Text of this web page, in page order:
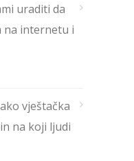
uraditi da
na internetu i
vještačka
na koji ljudi